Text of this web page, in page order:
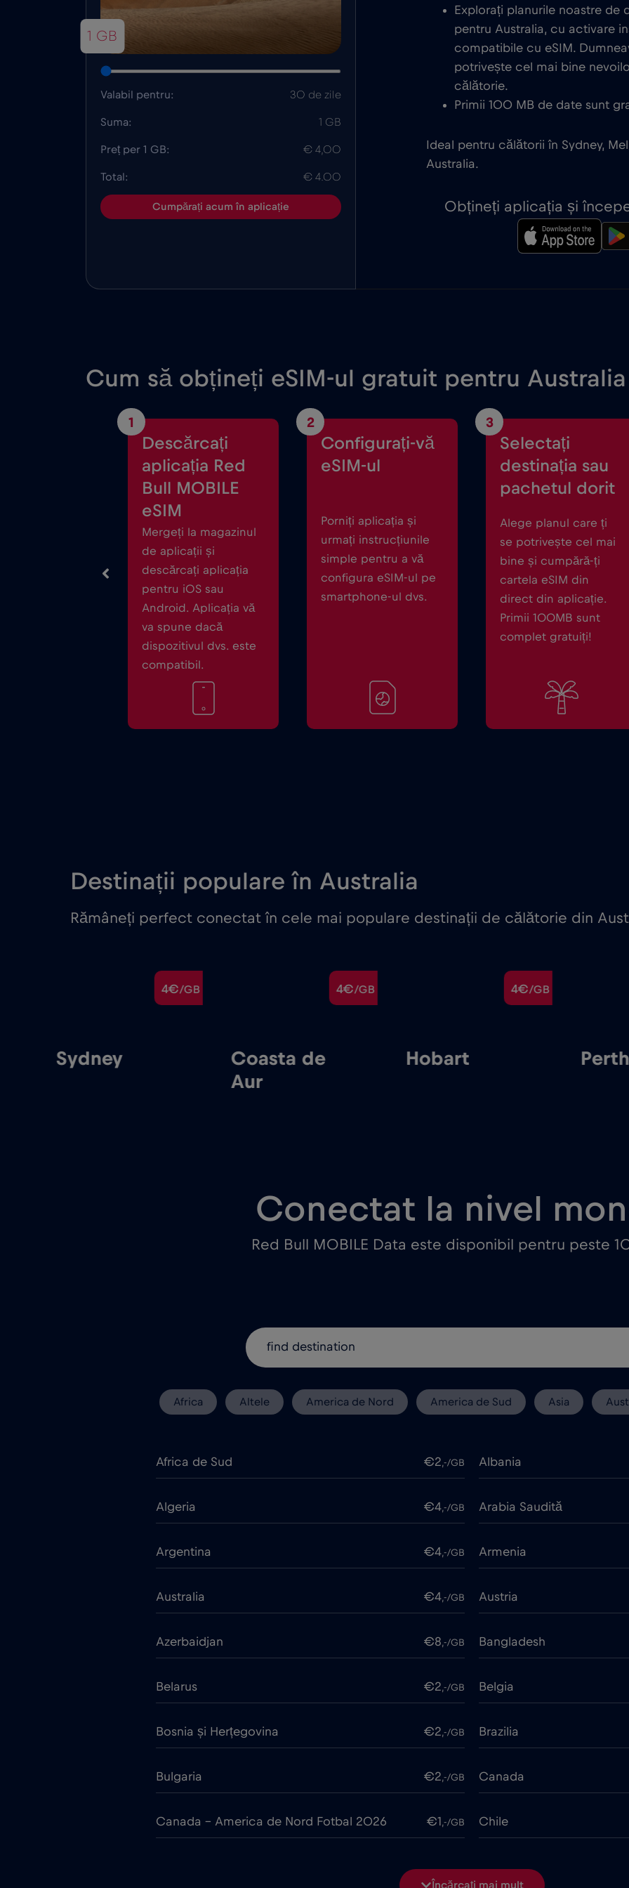
1 GB
Valabil pentru: 30 de zile
Suma: 1 GB
Preț per 1 GB: € 4,00
Total: € 4.00
Cumpărați acum în aplicație
Explorați planurile noastre de
pentru Australia, cu activare
compatibile cu eSIM.
potrivește cel mai bine
călătorie.
Primii 100 MB de date sunt
Ideal pentru călătorii în Sydney,
Australia.
Obțineți aplicația și
Cum să obțineți eSIM-ul gratuit pentru Australia
1
Descărcați
aplicația Red
Bull MOBILE
eSIM
Mergeți la magazinul
de aplicații și
descărcați aplicația
pentru iOS sau
Android. Aplicația vă
va spune dacă
dispozitivul dvs. este
compatibil.
2
Configurați-vă
eSIM-ul
Porniți aplicația și
urmați instrucțiunile
simple pentru a vă
configura eSIM-ul pe
smartphone-ul dvs.
3
Selectați
destinația sau
pachetul dorit
Alege planul care ți
se potrivește cel mai
bine și cumpără-ți
cartela eSIM din
direct din aplicație.
Primii 100MB sunt
complet gratuiți!
Destinații populare în Australia
Rămâneți perfect conectat în cele mai populare destinații de călătorie din
4€/GB
Sydney
4€/GB
Coasta de
Aur
4€/GB
Hobart Perth
Conectat la nivel
Red Bull MOBILE Data este disponibil pentru peste
Africa Altele America de Nord America de Sud Asia
Africa de Sud €2,-/GB Albania
Algeria €4,-/GB Arabia Saudită
Argentina €4,-/GB Armenia
Australia €4,-/GB Austria
Azerbaidjan €8,-/GB Bangladesh
Belarus €2,-/GB Belgia
Bosnia și Herțegovina €2,-/GB Brazilia
Bulgaria €2,-/GB Canada
Canada - America de Nord Fotbal 2026 €1 ,-/GB Chile
€6,-/GB Ciad
Încărcați mai mult